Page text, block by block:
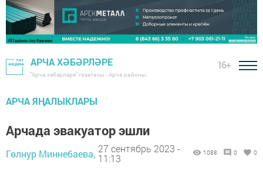
АРЧА ХӘБӘРЛӘРЕ
"Арча хәбәрләре" газетасы - Арча районы
16+
АРЧА ЯҢАЛЫКЛАРЫ
Арчада эвакуатор эшли
Гөлнур Миннебаева, 27 сентябрь 2023 -
11:13
1088 0 0